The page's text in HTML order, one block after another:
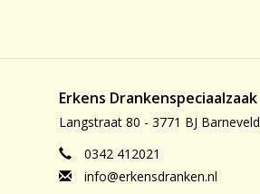
Erkens Drankenspeciaalzaak
Langstraat 80 - 3771 BJ Barneveld
0342 412021
info@erkensdranken.nl